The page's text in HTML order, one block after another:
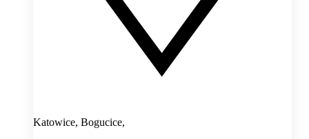
Katowice, Bogucice,